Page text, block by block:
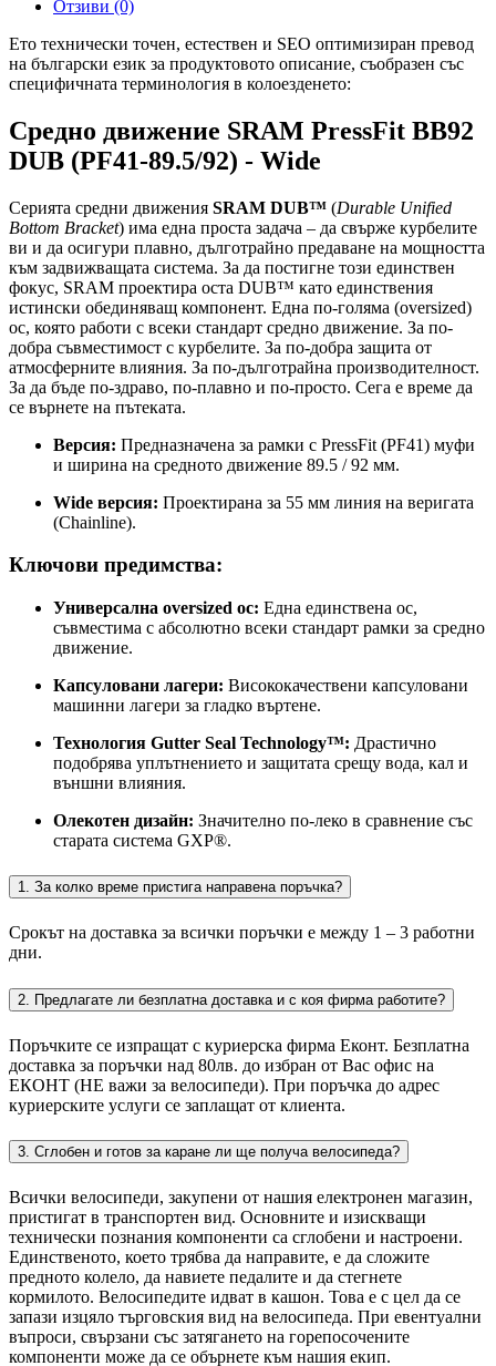
Отзиви (0)
Ето технически точен, естествен и SEO оптимизиран превод
на български език за продуктовото описание, съобразен със
специфичната терминология в колоезденето:
Средно движение SRAM PressFit BB92
DUB (PF41-89.5/92) - Wide
Серията средни движения SRAM DUB™ (Durable Unified
Bottom Bracket) има една проста задача – да свърже курбелите
ви и да осигури плавно, дълготрайно предаване на мощността
към задвижващата система. За да постигне този единствен
фокус, SRAM проектира оста DUB™ като единствения
истински обединяващ компонент. Една по-голяма (oversized)
ос, която работи с всеки стандарт средно движение. За по-
добра съвместимост с курбелите. За по-добра защита от
атмосферните влияния. За по-дълготрайна производителност.
За да бъде по-здраво, по-плавно и по-просто. Сега е време да
се върнете на пътеката.
Версия: Предназначена за рамки с PressFit (PF41) муфи
и ширина на средното движение 89.5 / 92 мм.
Wide версия: Проектирана за 55 мм линия на веригата
(Chainline).
Ключови предимства:
Универсална oversized ос: Една единствена ос,
съвместима с абсолютно всеки стандарт рамки за средно
движение.
Капсуловани лагери: Висококачествени капсуловани
машинни лагери за гладко въртене.
Технология Gutter Seal Technology™: Драстично
подобрява уплътнението и защитата срещу вода, кал и
външни влияния.
Олекотен дизайн: Значително по-леко в сравнение със
старата система GXP®.
1. За колко време пристига направена поръчка?
Срокът на доставка за всички поръчки е между 1 – 3 работни
дни.
2. Предлагате ли безплатна доставка и с коя фирма работите?
Поръчките се изпращат с куриерска фирма Еконт. Безплатна
доставка за поръчки над 80лв. до избран от Вас офис на
ЕКОНТ (НЕ важи за велосипеди). При поръчка до адрес
куриерските услуги се заплащат от клиента.
3. Сглобен и готов за каране ли ще получа велосипеда?
Всички велосипеди, закупени от нашия електронен магазин,
пристигат в транспортен вид. Основните и изискващи
технически познания компоненти са сглобени и настроени.
Единственото, което трябва да направите, е да сложите
предното колело, да навиете педалите и да стегнете
кормилото. Велосипедите идват в кашон. Това е с цел да се
запази изцяло търговския вид на велосипеда. При евентуални
въпроси, свързани със затягането на горепосочените
компоненти може да се обърнете към нашия екип.